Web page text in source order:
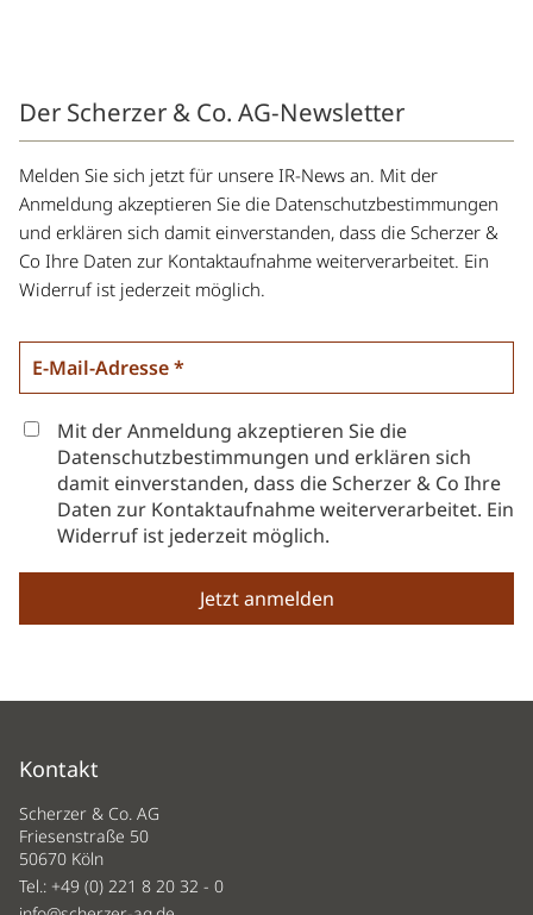
Der Scherzer & Co. AG-Newsletter
Melden Sie sich jetzt für unsere IR-News an. Mit der
Anmeldung akzeptieren Sie die Datenschutzbestimmungen
und erklären sich damit einverstanden, dass die Scherzer &
Co Ihre Daten zur Kontaktaufnahme weiterverarbeitet. Ein
Widerruf ist jederzeit möglich.
Mit der Anmeldung akzeptieren Sie die
Datenschutzbestimmungen und erklären sich
damit einverstanden, dass die Scherzer & Co Ihre
Daten zur Kontaktaufnahme weiterverarbeitet. Ein
Widerruf ist jederzeit möglich.
Kontakt
Scherzer & Co. AG
Friesenstraße 50
50670 Köln
Tel.: +49 (0) 221 8 20 32 - 0